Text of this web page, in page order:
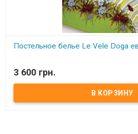
Постельное белье Le Vele Doga
Комплект постельного белья Le Vele евро.
Пододеяльник:200х220 см.
50х70 см.(4 шт.)
Ткань:сатин, 100% хлопок
3 600 грн.